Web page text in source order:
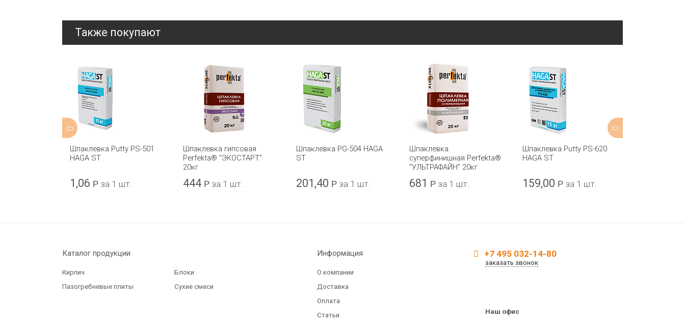
Также покупают
Шпаклевка Putty PS-501
HAGA ST
1,06 Р за 1 шт.
Шпаклевка гипсовая
Perfekta® "ЭКОСТАРТ"
20кг
444 Р за 1 шт.
Шпаклевка PG-504 HAGA
ST
201,40 Р за 1 шт.
Шпаклевка
суперфинишная Perfekta®
"УЛЬТРАФАЙН" 20кг
681 Р за 1 шт.
Шпаклевка Putty PS-620
HAGA ST
159,00 Р за 1 шт.
Каталог продукции
Кирпич
Блоки
Пазогребневые плиты
Сухие смеси
Информация
О компании
Доставка
Оплата
Статьи
+7 495 032-14-80
заказать звонок
Наш офис